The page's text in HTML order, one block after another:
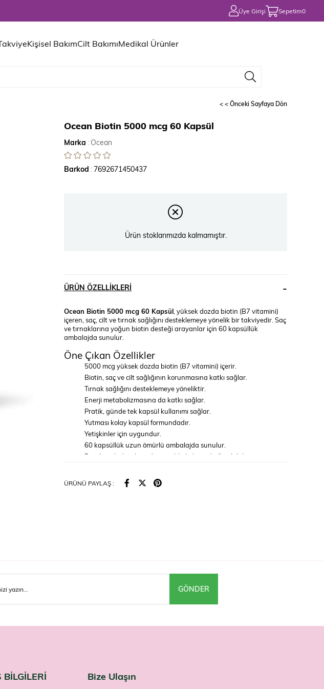
Üye Girişi Sepetim0
Kişisel BakımCilt BakımıMedikal Ürünler
< < Önceki Sayfaya Dön
Ocean Biotin 5000 mcg 60 Kapsül
Marka : Ocean
Barkod :7692671450437
Ürün stoklarımızda kalmamıştır.
ÜRÜN ÖZELLIKLERI
Ocean Biotin 5000 mcg 60 Kapsül , yüksek dozda biotin (B7 vitamini)
içeren, saç, cilt ve tırnak sağlığını desteklemeye yönelik bir takviyedir. Saç
ve tırnaklarına yoğun biotin desteği arayanlar için 60 kapsüllük
ambalajda sunulur.
Öne Çıkan Özellikler
5000 mcg yüksek dozda biotin (B7 vitamini) içerir.
Biotin, saç ve cilt sağlığının korunmasına katkı sağlar.
Tırnak sağlığını desteklemeye yöneliktir.
Enerji metabolizmasına da katkı sağlar.
Pratik, günde tek kapsül kullanımı sağlar.
Yutması kolay kapsül formundadır.
Yetişkinler için uygundur.
60 kapsüllük uzun ömürlü ambalajda sunulur.
Pratik ambalajıyla evde ve yolda kolayca kullanılabilir.
Genellikle günde 1 kapsül, bir bardak su ile tüketilir. Kesin doz için ürün
Saç ve tırnaklarına yüksek biotin desteği arayanlar Ocean Biotin'i
ÜRÜNÜ PAYLAŞ :
GÖNDER
Bize Ulaşın